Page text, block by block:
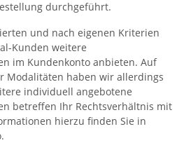
durchgeführt.
und nach eigenen Kriterien
Kunden weitere
im Kundenkonto anbieten. Auf
Modalitäten haben wir allerdings
individuell angebotene
betreffen Ihr Rechtsverhältnis mit
hierzu finden Sie in